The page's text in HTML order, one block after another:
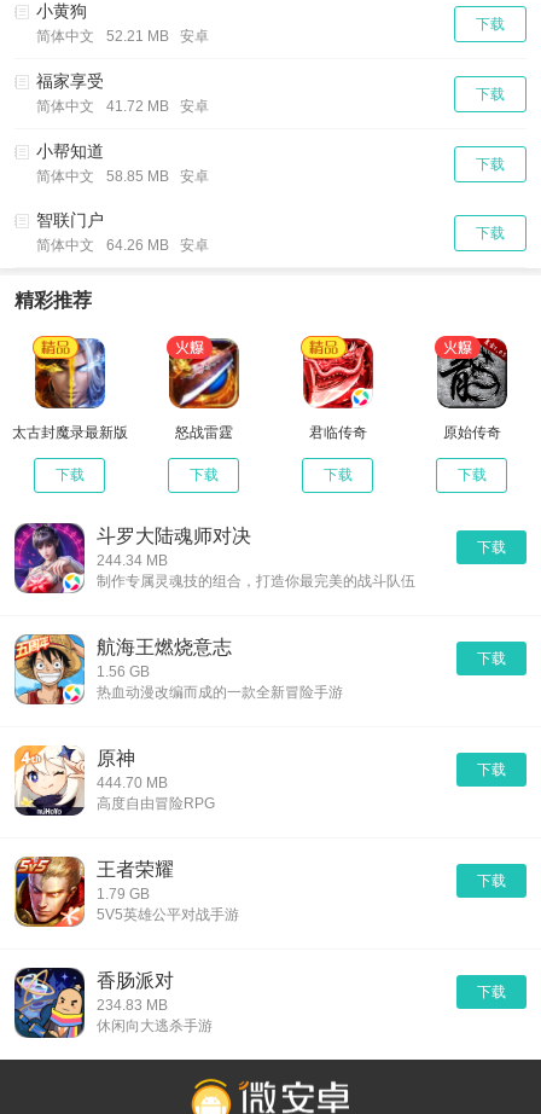
小黄狗
简体中文 52.21 MB 安卓
下载
福家享受
简体中文 41.72 MB 安卓
下载
小帮知道
简体中文 58.85 MB 安卓
下载
智联门户
简体中文 64.26 MB 安卓
下载
精彩推荐
太古封魔录最新版
下载
怒战雷霆
下载
君临传奇
下载
原始传奇
下载
斗罗大陆魂师对决
244.34 MB
下载
制作专属灵魂技的组合，打造你最完美的战斗队伍
航海王燃烧意志
1.56 GB
下载
热血动漫改编而成的一款全新冒险手游
原神
444.70 MB
下载
高度自由冒险RPG
王者荣耀
1.79 GB
下载
5V5英雄公平对战手游
香肠派对
234.83 MB
下载
休闲向大逃杀手游